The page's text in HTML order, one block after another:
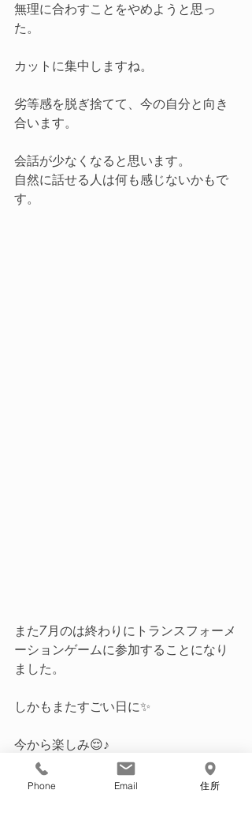
無理に合わすことをやめようと思っ
た。
カットに集中しますね。
劣等感を脱ぎ捨てて、今の自分と向き
合います。
会話が少なくなると思います。
自然に話せる人は何も感じないかもで
す。
また7月のは終わりにトランスフォーメ
ーションゲームに参加することになり
ました。
しかもまたすごい日に✨
今から楽しみ😌♪
1日があっという間に終わってしまうと
Phone Email 住所